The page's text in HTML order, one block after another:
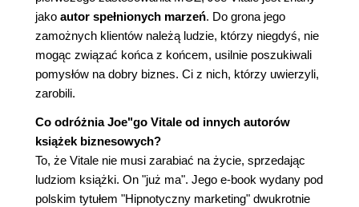
jako autor spełnionych marzeń. Do grona jego
zamożnych klientów należą ludzie, którzy niegdyś, nie
mogąc związać końca z końcem, usilnie poszukiwali
pomysłów na dobry biznes. Ci z nich, którzy uwierzyli,
zarobili.
Co odróżnia Joe"go Vitale od innych autorów
książek biznesowych?
To, że Vitale nie musi zarabiać na życie, sprzedając
ludziom książki. On "już ma". Jego e-book wydany pod
polskim tytułem "Hipnotyczny marketing" dwukrotnie